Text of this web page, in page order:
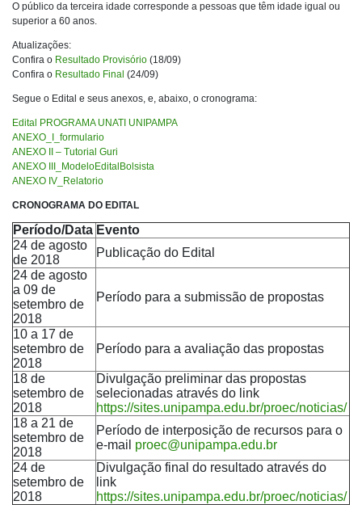
O público da terceira idade corresponde a pessoas que têm idade igual ou
superior a 60 anos.
Atualizações:
Confira o Resultado Provisório (18/09)
Confira o Resultado Final (24/09)
Segue o Edital e seus anexos, e, abaixo, o cronograma:
Edital PROGRAMA UNATI UNIPAMPA
ANEXO_I_formulario
ANEXO II – Tutorial Guri
ANEXO III_ModeloEditalBolsista
ANEXO IV_Relatorio
CRONOGRAMA DO EDITAL
Período/Data Evento
24 de agosto
de 2018
Publicação do Edital
24 de agosto
a 09 de
setembro de
2018
Período para a submissão de propostas
10 a 17 de
setembro de
2018
Período para a avaliação das propostas
18 de
setembro de
2018
Divulgação preliminar das propostas
selecionadas através do link
https://sites.unipampa.edu.br/proec/noticias/
18 a 21 de
setembro de
2018
Período de interposição de recursos para o
e-mail proec@unipampa.edu.br
24 de
setembro de
2018
Divulgação final do resultado através do
link
https://sites.unipampa.edu.br/proec/noticias/